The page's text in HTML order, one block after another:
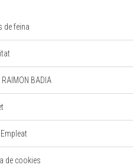
de feina
RAIMON BADIA
de cookies